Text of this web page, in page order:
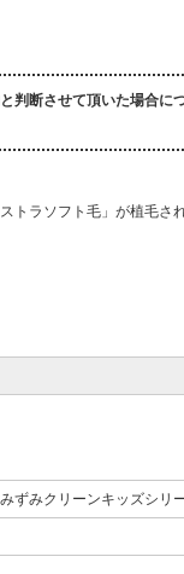
断させて頂いた場合に
トラソフト毛」が植毛さ
ずみクリーンキッズシリ